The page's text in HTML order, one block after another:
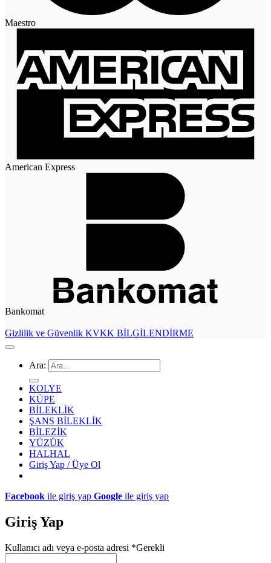
Maestro
American Express
Bankomat
Gizlilik ve Güvenlik KVKK BİLGİLENDİRME
Ara:
KOLYE
KÜPE
BİLEKLİK
ŞANS BİLEKLİK
BİLEZİK
YÜZÜK
HALHAL
Giriş Yap / Üye Ol
Facebook ile giriş yap Google ile giriş yap
Giriş Yap
Kullanıcı adı veya e-posta adresi *Gerekli